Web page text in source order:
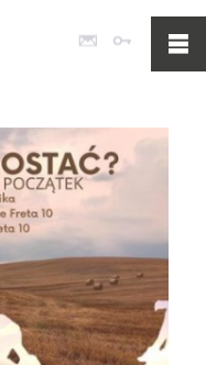
Poczta